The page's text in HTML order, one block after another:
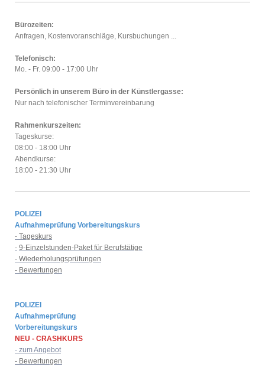
Bürozeiten:
Anfragen, Kostenvoranschläge, Kursbuchungen ...
Telefonisch:
Mo. - Fr. 09:00 - 17:00 Uhr
Persönlich in unserem Büro in der Künstlergasse:
Nur nach telefonischer Terminvereinbarung
Rahmenkurszeiten:
Tageskurse:
08:00 - 18:00 Uhr
Abendkurse:
18:00 - 21:30 Uhr
POLIZEI
Aufnahmeprüfung Vorbereitungskurs
- Tageskurs
- 9-Einzelstunden-Paket für Berufstätige
- Wiederholungsprüfungen
- Bewertungen
POLIZEI
Aufnahmeprüfung
Vorbereitungskurs
NEU - CRASHKURS
- zum Angebot
- Bewertungen